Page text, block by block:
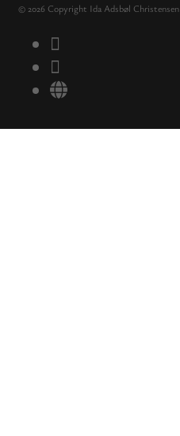
© 2026 Copyright Ida Adsbøl Christensen